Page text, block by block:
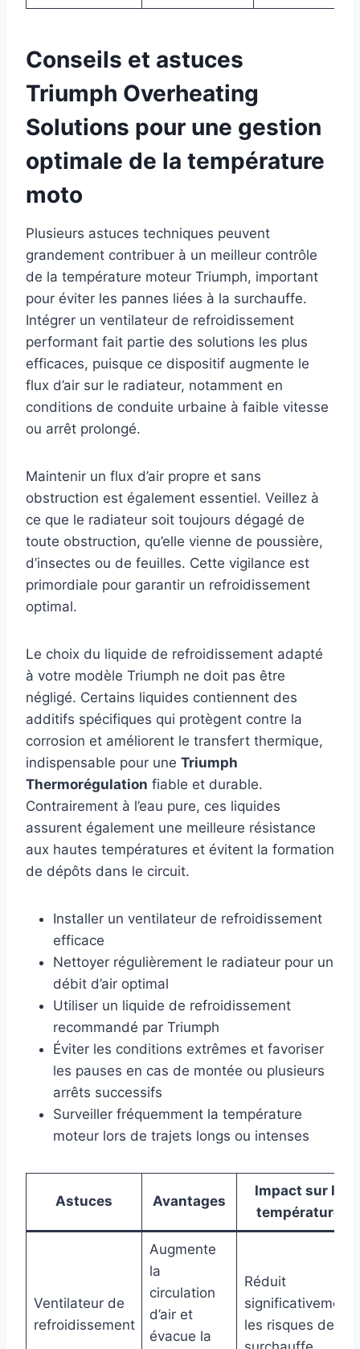
Conseils et astuces
Triumph Overheating
Solutions pour une gestion
optimale de la température
moto
Plusieurs astuces techniques peuvent
grandement contribuer à un meilleur contrôle
de la température moteur Triumph, important
pour éviter les pannes liées à la surchauffe.
Intégrer un ventilateur de refroidissement
performant fait partie des solutions les plus
efficaces, puisque ce dispositif augmente le
flux d’air sur le radiateur, notamment en
conditions de conduite urbaine à faible vitesse
ou arrêt prolongé.
Maintenir un flux d’air propre et sans
obstruction est également essentiel. Veillez à
ce que le radiateur soit toujours dégagé de
toute obstruction, qu’elle vienne de poussière,
d’insectes ou de feuilles. Cette vigilance est
primordiale pour garantir un refroidissement
optimal.
Le choix du liquide de refroidissement adapté
à votre modèle Triumph ne doit pas être
négligé. Certains liquides contiennent des
additifs spécifiques qui protègent contre la
corrosion et améliorent le transfert thermique,
indispensable pour une Triumph
Thermorégulation fiable et durable.
Contrairement à l’eau pure, ces liquides
assurent également une meilleure résistance
aux hautes températures et évitent la formation
de dépôts dans le circuit.
Installer un ventilateur de refroidissement
efficace
Nettoyer régulièrement le radiateur pour un
débit d’air optimal
Utiliser un liquide de refroidissement
recommandé par Triumph
Éviter les conditions extrêmes et favoriser
les pauses en cas de montée ou plusieurs
arrêts successifs
Surveiller fréquemment la température
moteur lors de trajets longs ou intenses
Astuces Avantages
Impact sur la
température
Ventilateur de
refroidissement
Augmente
la
circulation
d’air et
évacue la
Réduit
significativement
les risques de